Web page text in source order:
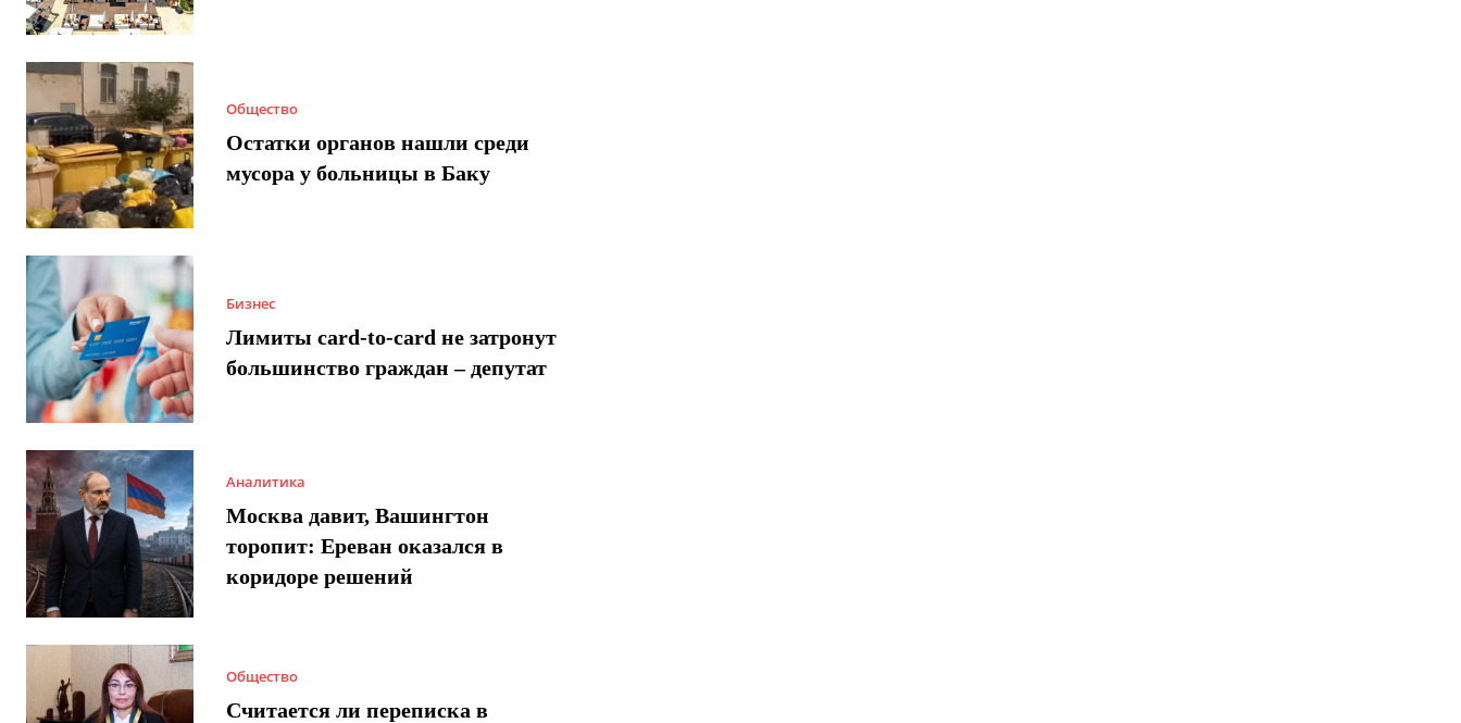
Общество
Остатки органов нашли среди
мусора у больницы в Баку
Бизнес
Лимиты card-to-card не затронут
большинство граждан – депутат
Аналитика
Москва давит, Вашингтон
торопит: Ереван оказался в
коридоре решений
Общество
Считается ли переписка в